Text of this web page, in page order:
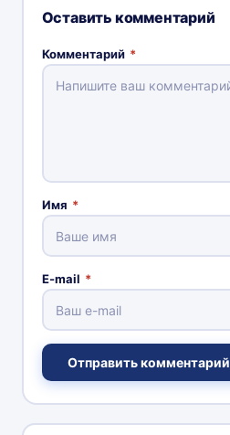
Оставить комментарий
Комментарий *
Имя *
E-mail *
Отправить комментарий